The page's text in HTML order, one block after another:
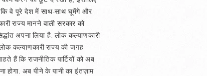
कि वे पूरे देश में साथ-साथ घूमेंगे और
राज्य मानने वाली सरकार को
अपना लिया है. लोक कल्याणकारी
कल्याणकारी राज्य की जगह
हैं कि राजनीतिक पार्टियों को अब
अब पीने के पानी का इंतज़ाम